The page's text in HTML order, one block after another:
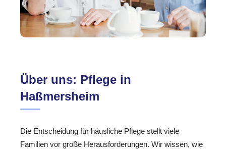
Über uns: Pflege in
Haßmersheim
Die Entscheidung für häusliche Pflege stellt viele
Familien vor große Herausforderungen. Wir wissen, wie